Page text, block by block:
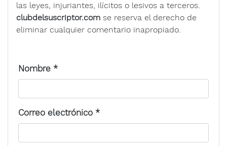
las leyes, injuriantes, ilícitos o lesivos a terceros.
clubdelsuscriptor.com se reserva el derecho de
eliminar cualquier comentario inapropiado.
Nombre *
Correo electrónico *